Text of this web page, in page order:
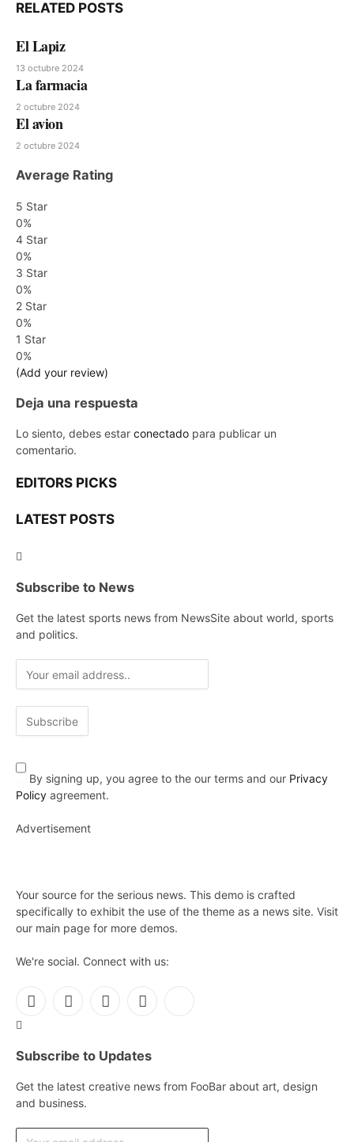
RELATED POSTS
El Lapiz
13 octubre 2024
La farmacia
2 octubre 2024
El avion
2 octubre 2024
Average Rating
5 Star
0%
4 Star
0%
3 Star
0%
2 Star
0%
1 Star
0%
(Add your review)
Deja una respuesta
Lo siento, debes estar conectado para publicar un
comentario.
EDITORS PICKS
LATEST POSTS
Subscribe to News
Get the latest sports news from NewsSite about world, sports
and politics.
By signing up, you agree to the our terms and our Privacy
Policy agreement.
Advertisement
Your source for the serious news. This demo is crafted
specifically to exhibit the use of the theme as a news site. Visit
our main page for more demos.
We're social. Connect with us:
Facebook
X
InstagramPinterest
Subscribe to Updates
Get the latest creative news from FooBar about art, design
and business.